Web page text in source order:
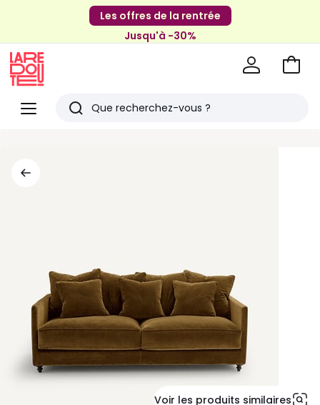
Les offres de la rentrée
Jusqu'à -30%
Menu
Redoute
Rechercher
Aller
Voir les produits similaires